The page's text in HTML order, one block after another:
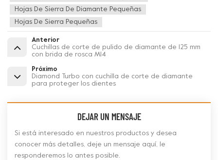
Hojas De Sierra De Diamante Pequeñas
Hojas De Sierra Pequeñas
Anterior
Cuchillas de corte de pulido de diamante de 125 mm
con brida de rosca M14
Próximo
Diamond Turbo con cuchilla de corte de diamante
para proteger los dientes
DEJAR UN MENSAJE
Si está interesado en nuestros productos y desea
conocer más detalles, deje un mensaje aquí, le
responderemos lo antes posible.